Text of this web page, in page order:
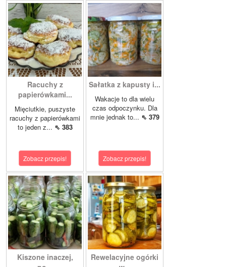
Racuchy z
papierówkami...
Mięciutkie, puszyste
racuchy z papierówkami
to jeden z... ⇖ 383
Zobacz przepis!
Sałatka z kapusty i...
Wakacje to dla wielu
czas odpoczynku. Dla
mnie jednak to... ⇖ 379
Zobacz przepis!
Kiszone inaczej,
Rewelacyjne ogórki